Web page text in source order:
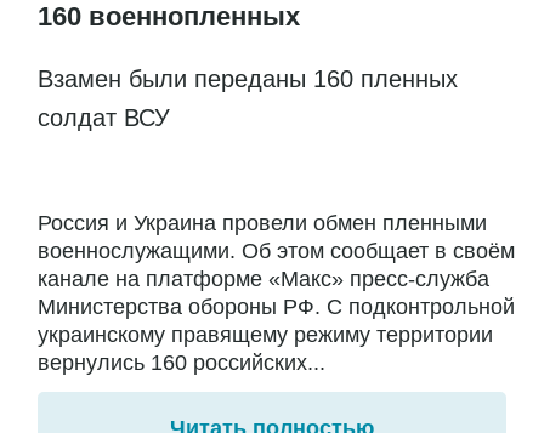
160 военнопленных
Взамен были переданы 160 пленных
солдат ВСУ
Россия и Украина провели обмен пленными
военнослужащими. Об этом сообщает в своём
канале на платформе «Макс» пресс-служба
Министерства обороны РФ. С подконтрольной
украинскому правящему режиму территории
вернулись 160 российских...
Читать полностью